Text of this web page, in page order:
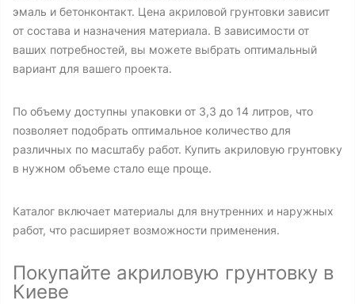
эмаль и бетонконтакт. Цена акриловой грунтовки зависит
от состава и назначения материала. В зависимости от
ваших потребностей, вы можете выбрать оптимальный
вариант для вашего проекта.
По объему доступны упаковки от 3,3 до 14 литров, что
позволяет подобрать оптимальное количество для
различных по масштабу работ. Купить акриловую грунтовку
в нужном объеме стало еще проще.
Каталог включает материалы для внутренних и наружных
работ, что расширяет возможности применения.
Покупайте акриловую грунтовку в
Киеве